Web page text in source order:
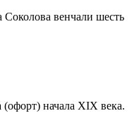
Соколова венчали шесть
начала XIX века.